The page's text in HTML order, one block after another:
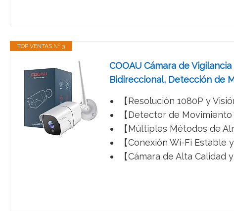
TOP VENTAS Nº 3
COOAU Cámara de
Bidireccional, Detección de
【Resolución 1080P y
【Detector de
【Múltiples Métodos de
【Conexión Wi-Fi
【Cámara de Alta